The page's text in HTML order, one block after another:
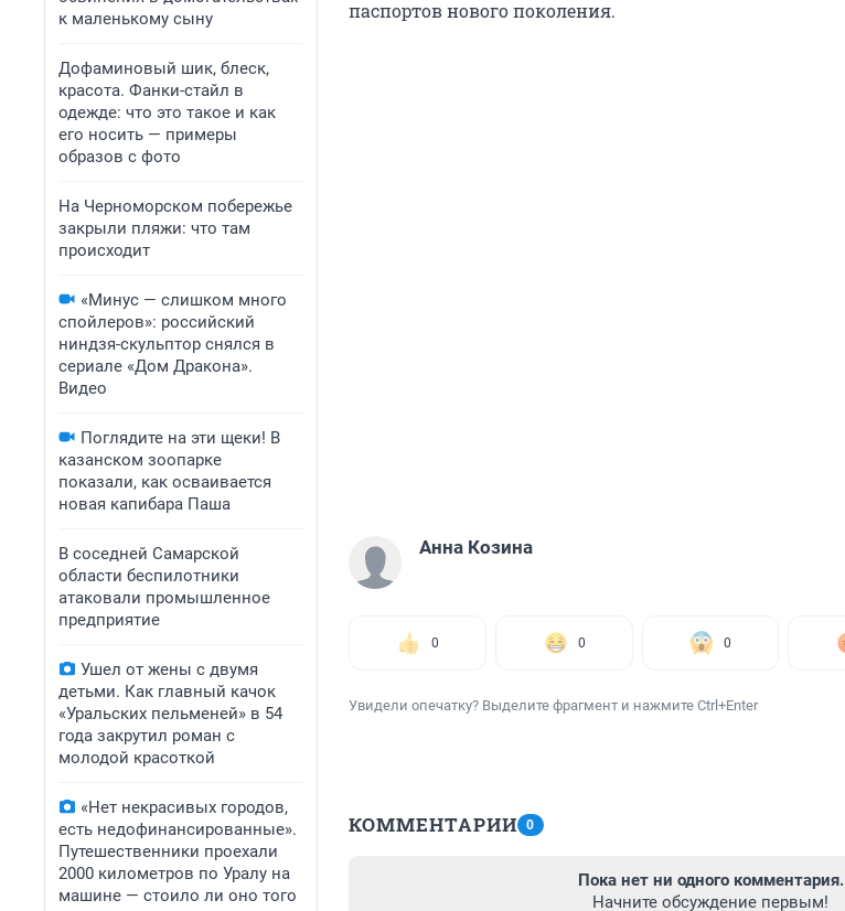
к маленькому сыну
Дофаминовый шик, блеск,
красота. Фанки-стайл в
одежде: что это такое и как
его носить — примеры
образов с фото
На Черноморском побережье
закрыли пляжи: что там
происходит
«Минус — слишком много
спойлеров»: российский
ниндзя-скульптор снялся в
сериале «Дом Дракона».
Видео
Поглядите на эти щеки! В
казанском зоопарке
показали, как осваивается
новая капибара Паша
В соседней Самарской
области беспилотники
атаковали промышленное
предприятие
Ушел от жены с двумя
детьми. Как главный качок
«Уральских пельменей» в 54
года закрутил роман с
молодой красоткой
«Нет некрасивых городов,
есть недофинансированные».
Путешественники проехали
2000 километров по Уралу на
машине — стоило ли оно того
паспортов нового поколения.
Анна Козина
0 0 0
Увидели опечатку? Выделите фрагмент и нажмите Ctrl+Enter
КОММЕНТАРИИ 0
Пока нет ни одного комментария.
Начните обсуждение первым!